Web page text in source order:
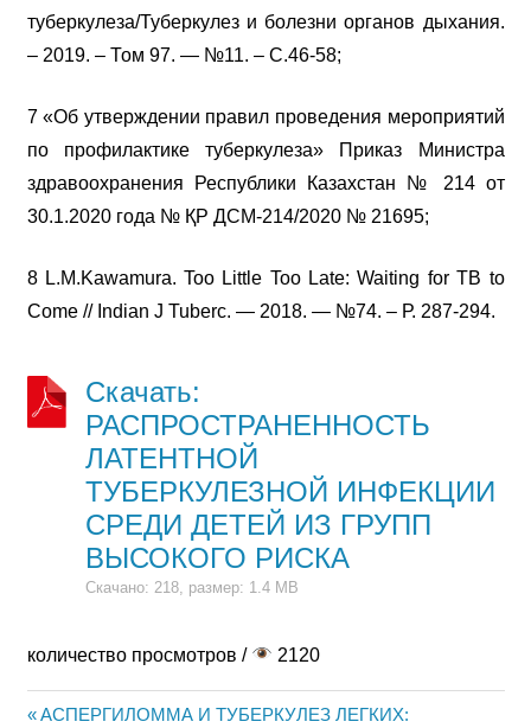
туберкулеза/Туберкулез и болезни органов дыхания.
– 2019. – Том 97. — №11. – С.46-58;
7 «Об утверждении правил проведения мероприятий
по профилактике туберкулеза» Приказ Министра
здравоохранения Республики Казахстан № 214 от
30.1.2020 года № ҚР ДСМ-214/2020 № 21695;
8 L.М.Kawamura. Too Little Too Late: Waiting for TB to
Come // Indian J Tuberc. — 2018. — №74. – Р. 287-294.
Скачать:
РАСПРОСТРАНЕННОСТЬ
ЛАТЕНТНОЙ
ТУБЕРКУЛЕЗНОЙ ИНФЕКЦИИ
СРЕДИ ДЕТЕЙ ИЗ ГРУПП
ВЫСОКОГО РИСКА
Скачано: 218, размер: 1.4 MB
количество просмотров / 2120
Предыдущая
АСПЕРГИЛОММА И ТУБЕРКУЛЕЗ ЛЕГКИХ: